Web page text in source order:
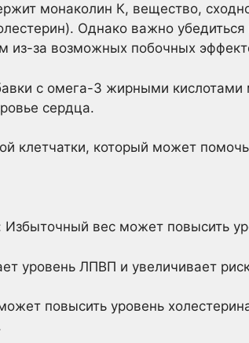
монаколин К, вещество,
Однако важно убедиться
из-за возможных побочных
с омега-3 жирными кислотами
сердца.
клетчатки, который может помочь
вес может повысить
уровень ЛПВП и увеличивает
повысить уровень